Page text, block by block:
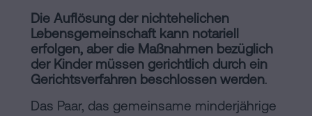
Die Auflösung der nichtehelichen
Lebensgemeinschaft kann notariell
erfolgen, aber die Maßnahmen bezüglich
der Kinder müssen gerichtlich durch ein
Gerichtsverfahren beschlossen werden.
Das Paar, das gemeinsame minderjährige